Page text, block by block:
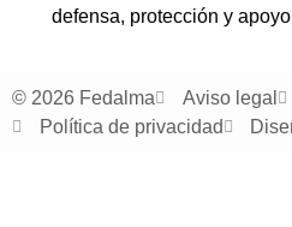
defensa, protección y
© 2026 Fedalma Aviso legal
Política de privacidad